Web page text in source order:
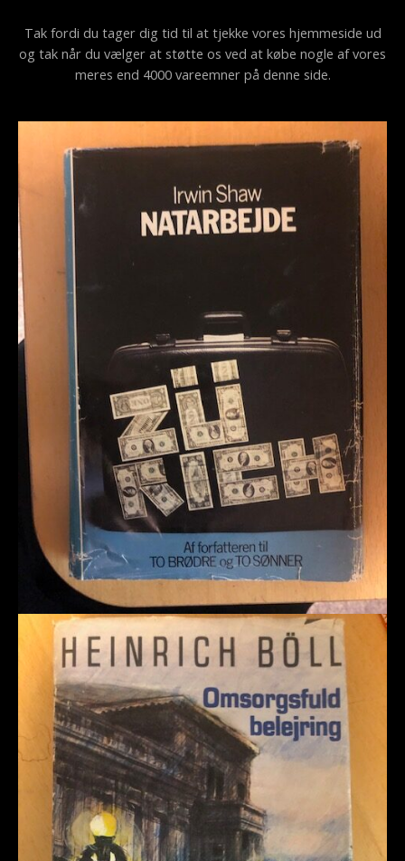
Tak fordi du tager dig tid til at tjekke vores hjemmeside ud
og tak når du vælger at støtte os ved at købe nogle af vores
meres end 4000 vareemner på denne side.